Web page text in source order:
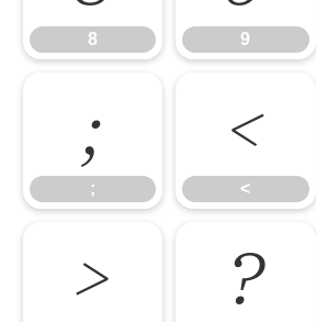
8 9
;
;
<
<
> ?